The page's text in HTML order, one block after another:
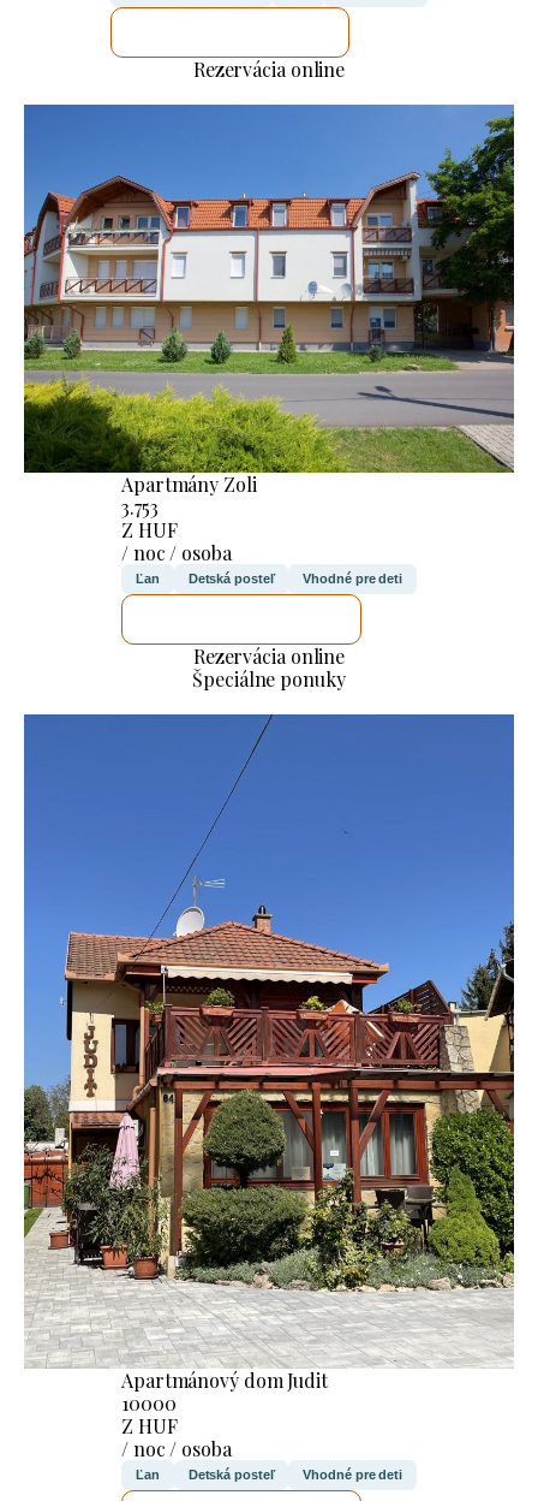
Rezervácia online
Apartmány Zoli
3.753
Z HUF
/ noc / osoba
Ľan Detská posteľ Vhodné pre deti
Rezervácia online
Špeciálne ponuky
Apartmánový dom Judit
10000
Z HUF
/ noc / osoba
Ľan Detská posteľ Vhodné pre deti